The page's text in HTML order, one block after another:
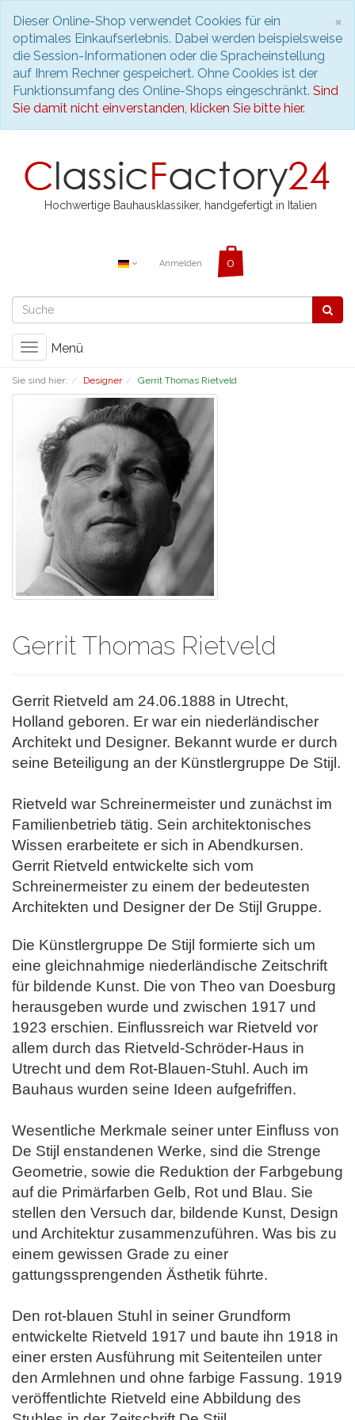
×
Dieser Online-Shop verwendet Cookies für ein
optimales Einkaufserlebnis. Dabei werden beispielsweise
die Session-Informationen oder die Spracheinstellung
auf Ihrem Rechner gespeichert. Ohne Cookies ist der
Funktionsumfang des Online-Shops eingeschränkt. Sind
Sie damit nicht einverstanden, klicken Sie bitte hier.
Hochwertige Bauhausklassiker, handgefertigt in Italien
Anmelden
Toggle
Menü
Sie sind hier: Designer Gerrit Thomas Rietveld
Gerrit Thomas Rietveld
Gerrit Rietveld am 24.06.1888 in Utrecht,
Holland geboren. Er war ein niederländischer
Architekt und Designer. Bekannt wurde er durch
seine Beteiligung an der Künstlergruppe De Stijl.
Rietveld war Schreinermeister und zunächst im
Familienbetrieb tätig. Sein architektonisches
Wissen erarbeitete er sich in Abendkursen.
Gerrit Rietveld entwickelte sich vom
Schreinermeister zu einem der bedeutesten
Architekten und Designer der De Stijl Gruppe.
Die Künstlergruppe De Stijl formierte sich um
eine gleichnahmige niederländische Zeitschrift
für bildende Kunst. Die von Theo van Doesburg
herausgeben wurde und zwischen 1917 und
1923 erschien. Einflussreich war Rietveld vor
allem durch das Rietveld-Schröder-Haus in
Utrecht und dem Rot-Blauen-Stuhl. Auch im
Bauhaus wurden seine Ideen aufgefriffen.
Wesentliche Merkmale seiner unter Einfluss von
De Stijl enstandenen Werke, sind die Strenge
Geometrie, sowie die Reduktion der Farbgebung
auf die Primärfarben Gelb, Rot und Blau. Sie
stellen den Versuch dar, bildende Kunst, Design
und Architektur zusammenzuführen. Was bis zu
einem gewissen Grade zu einer
gattungssprengenden Ästhetik führte.
Den rot-blauen Stuhl in seiner Grundform
entwickelte Rietveld 1917 und baute ihn 1918 in
einer ersten Ausführung mit Seitenteilen unter
den Armlehnen und ohne farbige Fassung. 1919
veröffentlichte Rietveld eine Abbildung des